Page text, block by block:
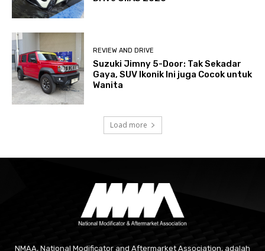
REVIEW AND DRIVE
Suzuki Jimny 5-Door: Tak Sekadar
Gaya, SUV Ikonik Ini juga Cocok untuk
Wanita
Load more
NMAA, National Modificator and Aftermarket Association, adalah